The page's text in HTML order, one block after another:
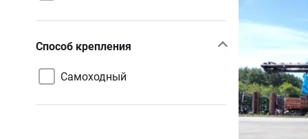
Способ крепления
Самоходный